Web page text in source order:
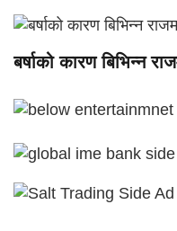
बर्षाको कारण बिभिन्न